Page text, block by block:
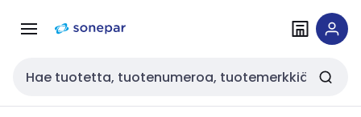
navigointiinsisältöön
Haku